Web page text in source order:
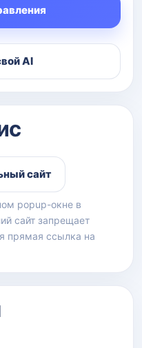
AI
сайт
popup-окне в
сайт запрещает
прямая ссылка на